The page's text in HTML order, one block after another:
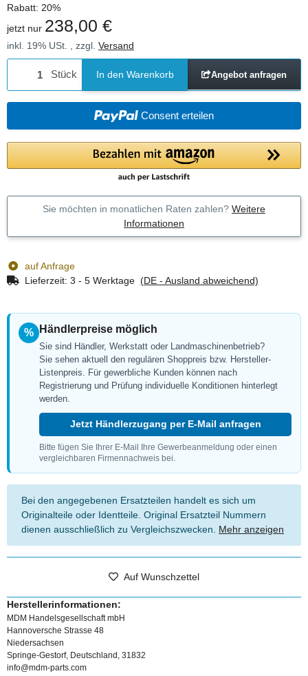
Rabatt: 20%
jetzt nur 238,00 €
inkl. 19% USt. , zzgl. Versand
Stück In den Warenkorb Angebot anfragen
Consent erteilen
Sie möchten in monatlichen Raten zahlen? Weitere
Informationen
auf Anfrage
Lieferzeit: 3 - 5 Werktage (DE - Ausland abweichend)
% Händlerpreise möglich
Sie sind Händler, Werkstatt oder Landmaschinenbetrieb?
Sie sehen aktuell den regulären Shoppreis bzw. Hersteller-
Listenpreis. Für gewerbliche Kunden können nach
Registrierung und Prüfung individuelle Konditionen hinterlegt
werden.
Jetzt Händlerzugang per E-Mail anfragen
Bitte fügen Sie Ihrer E-Mail Ihre Gewerbeanmeldung oder einen
vergleichbaren Firmennachweis bei.
Bei den angegebenen Ersatzteilen handelt es sich um
Originalteile oder Identteile. Original Ersatzteil Nummern
dienen ausschließlich zu Vergleichszwecken. Mehr anzeigen
Auf Wunschzettel
Herstellerinformationen:
MDM Handelsgesellschaft mbH
Hannoversche Strasse 48
Niedersachsen
Springe-Gestorf, Deutschland, 31832
info@mdm-parts.com